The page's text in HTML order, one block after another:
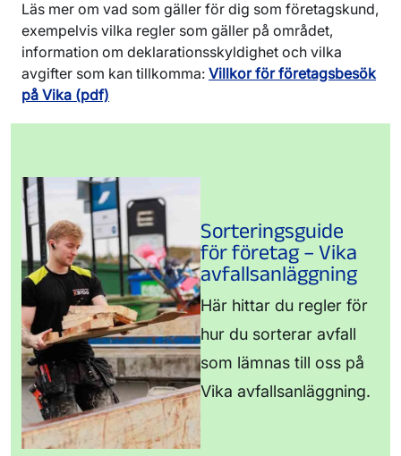
Direktkontakter
Farligt avfall:Johan Berggren,0150-778
85
Förorenad jord- och specialavfall:Anders
Lindberg,
Läs mer om vad som gäller för dig som företagskund,
exempelvis vilka regler som gäller på området,
information om deklarationsskyldighet och vilka
avgifter som kan tillkomma: Villkor för företagsbesök
på Vika (pdf)
Sorteringsguide
för företag – Vika
avfallsanläggning
Här hittar du regler för
hur du sorterar avfall
som lämnas till oss på
Vika avfallsanläggning.